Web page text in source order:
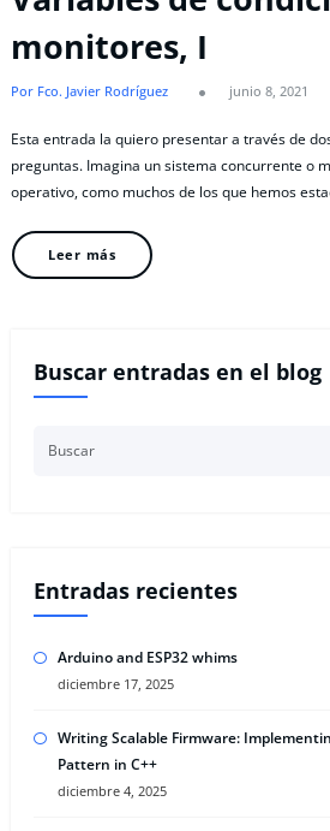
monitores, I
Por Fco. Javier Rodríguez junio 8, 2021
Esta entrada la quiero presentar a través de
preguntas. Imagina un sistema concurrente o
operativo, como muchos de los que hemos
Leer más
Buscar entradas en el blog
Entradas recientes
Arduino and ESP32 whims
diciembre 17, 2025
Writing Scalable Firmware:
Pattern in C++
diciembre 4, 2025